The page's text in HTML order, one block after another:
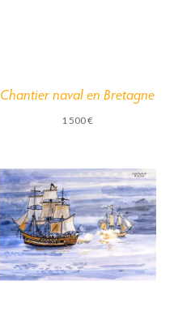
Chantier naval en Bretagne
1 500€